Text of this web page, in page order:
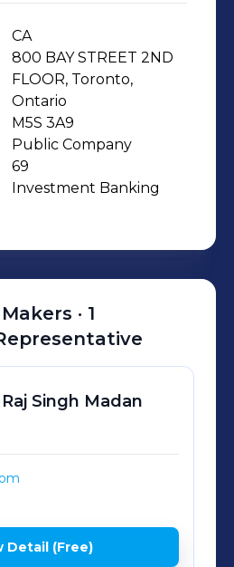
CA
800 BAY STREET 2ND
FLOOR, Toronto,
Ontario
M5S 3A9
Public Company
69
Investment Banking
· 1
Singh Madan
Detail (Free)